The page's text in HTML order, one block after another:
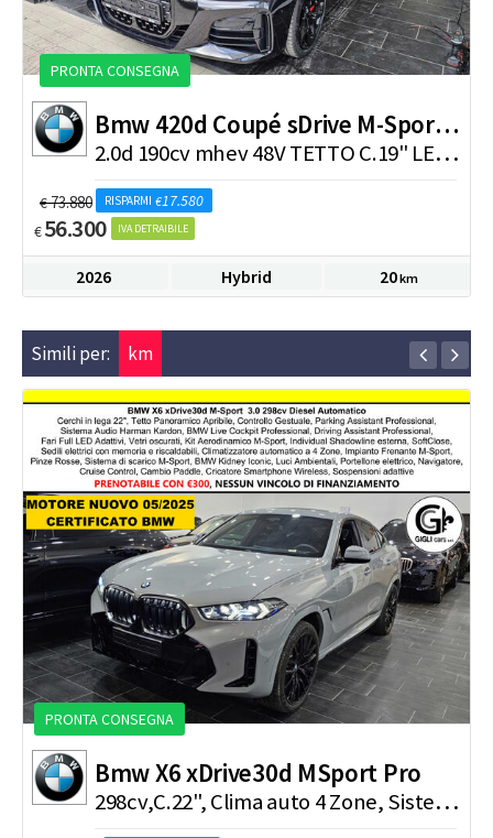
PRONTA CONSEGNA
Bmw 420d Coupé sDrive M-Sport PRO NEW MODEL
2
.0d 190cv mhev 48V TETTO C.19" LED ADATTIVI
€73.880 RISPARMI €17.580
€56.300 IVA DETRAIBILE
2026 Hybrid 20km
Simili per: km
PRONTA CONSEGNA
BmwX6 xDrive30d MSport Pro
2
98cv,C.22", Clima auto 4 Zone, Sistema Soft-Close per portiere, Harman Kardon, Travel package, Tetto apribile